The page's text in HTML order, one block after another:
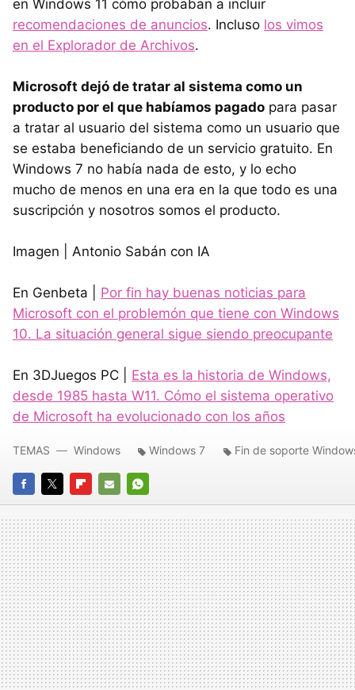
en Windows 11 cómo probaban a incluir
recomendaciones de anuncios. Incluso los vimos
en el Explorador de Archivos.
Microsoft dejó de tratar al sistema como un
producto por el que habíamos pagado para pasar
a tratar al usuario del sistema como un usuario que
se estaba beneficiando de un servicio gratuito. En
Windows 7 no había nada de esto, y lo echo
mucho de menos en una era en la que todo es una
suscripción y nosotros somos el producto.
Imagen | Antonio Sabán con IA
En Genbeta | Por fin hay buenas noticias para
Microsoft con el problemón que tiene con Windows
10. La situación general sigue siendo preocupante
En 3DJuegos PC | Esta es la historia de Windows,
desde 1985 hasta W11. Cómo el sistema operativo
de Microsoft ha evolucionado con los años
FACEBOOK
TWITTERFLIPBOARD
E-
MAIL
WHATSAPP
TEMAS Windows Windows 7 Fin de soporte